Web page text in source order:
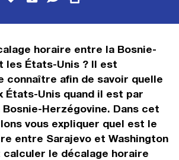
horaire entre la Bosnie-
les États-Unis ? Il est
connaître afin de savoir quelle
États-Unis quand il est par
Bosnie-Herzégovine. Dans cet
vous expliquer quel est le
entre Sarajevo et Washington
calculer le décalage horaire